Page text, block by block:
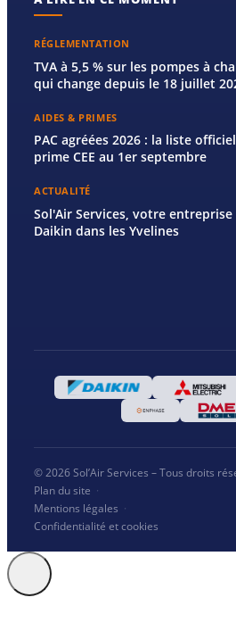
RÉGLEMENTATION
TVA à 5,5 % sur les pompes à
qui change depuis le 18 juillet
AIDES & PRIMES
PAC agréées 2026 : la liste
prime CEE au 1er septembre
ACTUALITÉ
Sol'Air Services, votre
Daikin dans les Yvelines
© 2026 Sol’Air Services – Tous droits
Plan du site ·
Mentions légales ·
Confidentialité et cookies